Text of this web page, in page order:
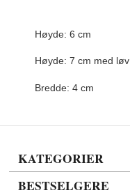
Høyde: 6 cm
Høyde: 7 cm med løv
Bredde: 4 cm
KATEGORIER
BESTSELGERE